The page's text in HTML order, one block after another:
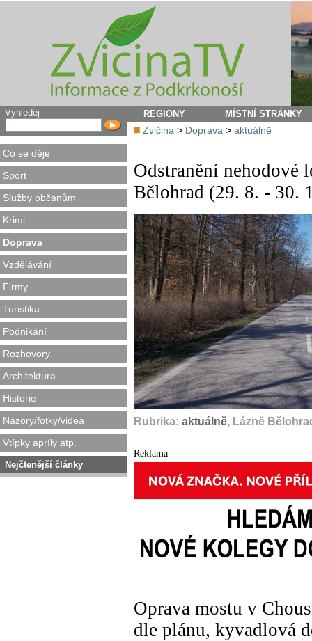
Vyhledej
Co se děje
Sport
Služby občanům
Krimi
Doprava
Vzdělávání
Firmy
Turistika
Podnikání
Rozhovory
Architektura
Historie
Názory/fotky/videa
Vtípky apríly atp.
Nejčtenější články
REGIONY MÍSTNÍ STRÁNKY
Zvičina > Doprava > aktuálně
Odstranění
Bělohrad (29. 8. - 30.
Rubrika: aktuálně, Lázně
Reklama
Oprava mostu v
dle plánu, kyvadlová